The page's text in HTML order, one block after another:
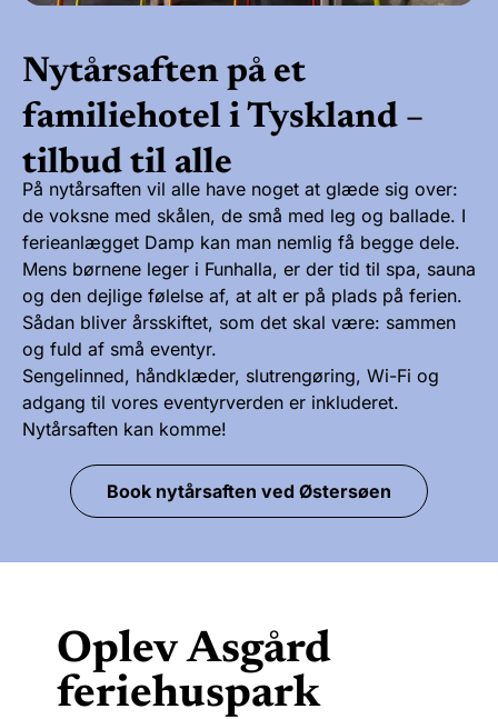
Nytårsaften på et
familiehotel i Tyskland –
tilbud til alle
På nytårsaften vil alle have noget at glæde sig over:
de voksne med skålen, de små med leg og ballade. I
ferieanlægget Damp kan man nemlig få begge dele.
Mens børnene leger i Funhalla, er der tid til spa, sauna
og den dejlige følelse af, at alt er på plads på ferien.
Sådan bliver årsskiftet, som det skal være: sammen
og fuld af små eventyr.
Sengelinned, håndklæder, slutrengøring, Wi-Fi og
adgang til vores eventyrverden er inkluderet.
Nytårsaften kan komme!
Book nytårsaften ved Østersøen
Oplev Asgård
feriehuspark